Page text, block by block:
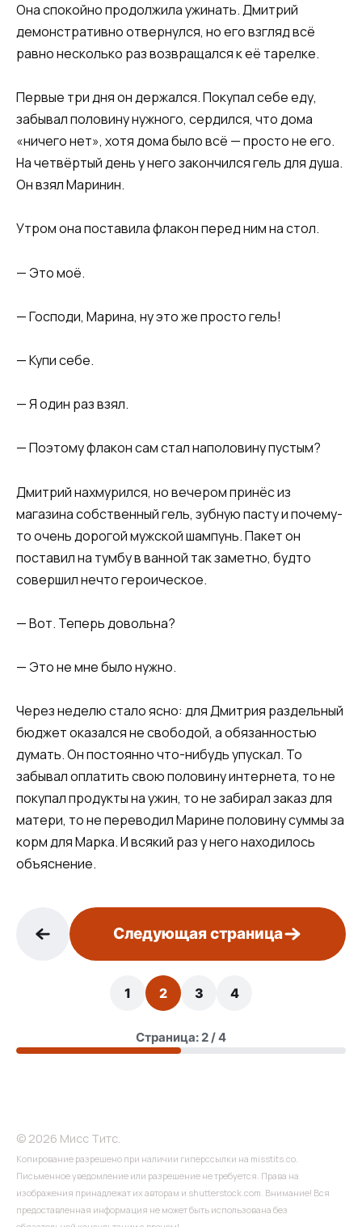
Она спокойно продолжила ужинать. Дмитрий
демонстративно отвернулся, но его взгляд всё
равно несколько раз возвращался к её тарелке.
Первые три дня он держался. Покупал себе еду,
забывал половину нужного, сердился, что дома
«ничего нет», хотя дома было всё — просто не его.
На четвёртый день у него закончился гель для душа.
Он взял Маринин.
Утром она поставила флакон перед ним на стол.
— Это моё.
— Господи, Марина, ну это же просто гель!
— Купи себе.
— Я один раз взял.
— Поэтому флакон сам стал наполовину пустым?
Дмитрий нахмурился, но вечером принёс из
магазина собственный гель, зубную пасту и почему-
то очень дорогой мужской шампунь. Пакет он
поставил на тумбу в ванной так заметно, будто
совершил нечто героическое.
— Вот. Теперь довольна?
— Это не мне было нужно.
Через неделю стало ясно: для Дмитрия раздельный
бюджет оказался не свободой, а обязанностью
думать. Он постоянно что-нибудь упускал. То
забывал оплатить свою половину интернета, то не
покупал продукты на ужин, то не забирал заказ для
матери, то не переводил Марине половину суммы за
корм для Марка. И всякий раз у него находилось
объяснение.
Следующая страница
1 2 3 4
Страница: 2 / 4
© 2026 Мисс Титс.
Копирование разрешено при наличии гиперссылки на misstits.co.
Письменное уведомление или разрешение не требуется. Права на
изображения принадлежат их авторам и shutterstock.com. Внимание! Вся
предоставленная информация не может быть использована без